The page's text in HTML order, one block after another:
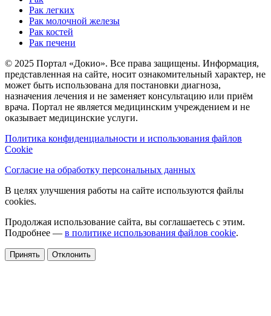
Рак легких
Рак молочной железы
Рак костей
Рак печени
© 2025 Портал «Докио». Все права защищены. Информация,
представленная на сайте, носит ознакомительный характер, не
может быть использована для постановки диагноза,
назначения лечения и не заменяет консультацию или приём
врача. Портал не является медицинским учреждением и не
оказывает медицинские услуги.
Политика конфиденциальности и использования файлов
Cookie
Согласие на обработку персональных данных
В целях улучшения работы на сайте используются файлы
cookies.
Продолжая использование сайта, вы соглашаетесь с этим.
Подробнее — в политике использования файлов cookie.
Принять Отклонить